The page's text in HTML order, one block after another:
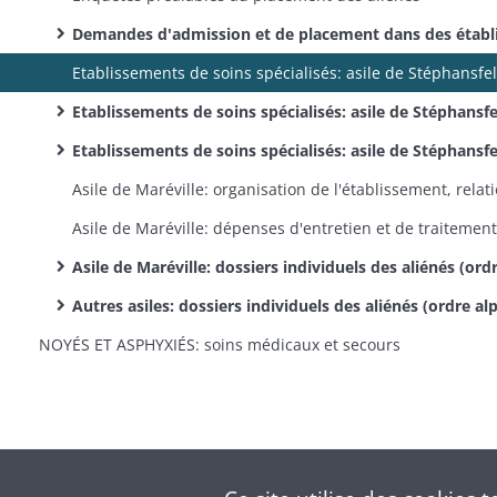
Demandes d'admission et de placement dans des établissements d'accueil non spécialisés (hospices, prisons et dépôts de mendicité)
Etablissements de soins spécialisés: asile de Stéphansfeld: dépenses d'entretien et de traitement des aliénés
Etablissements de soins spécialisés: asile de Stéphansfeld: dossiers individuels des aliénés (ordre alphabétique des noms)
Asile de Maréville: dossiers individuels des aliénés (ordre alphabétique des noms)
Autres asiles: dossiers individuels des aliénés (ordre alphabétique des noms)
NOYÉS ET ASPHYXIÉS: soins médicaux et secours